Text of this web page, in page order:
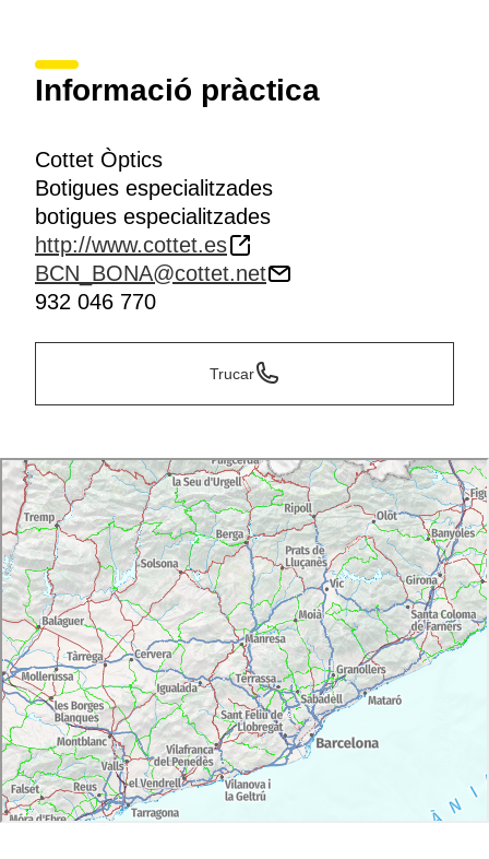
Informació pràctica
Cottet Òptics
Botigues especialitzades
botigues especialitzades
http://www.cottet.es
BCN_BONA@cottet.net
932 046 770
Trucar